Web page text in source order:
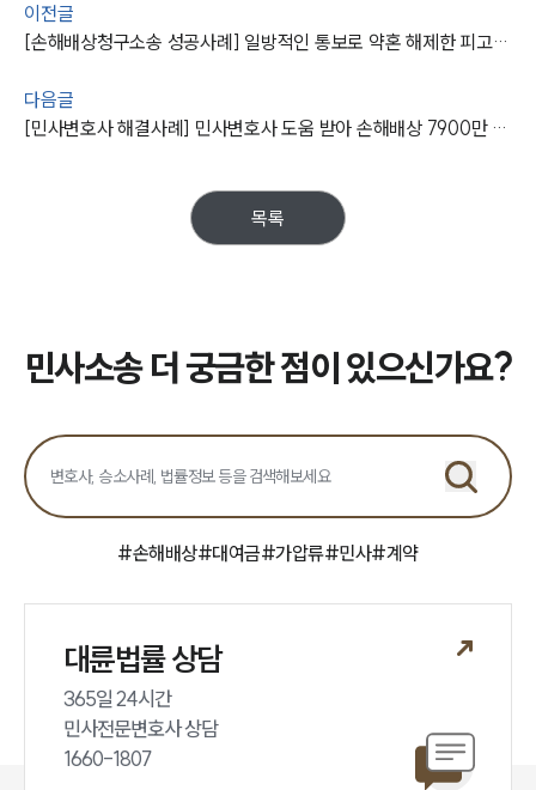
이전글
[손해배상청구소송 성공사례] 일방적인 통보로 약혼 해제한 피고에게 손해배상금을 받아내다
다음글
[민사변호사 해결사례] 민사변호사 도움 받아 손해배상 7900만 원 청구 성공
목록
민사소송 더 궁금한 점이 있으신가요?
#손해배상#대여금#가압류#민사#계약
대륜법률 상담
365일 24시간
민사전문변호사 상담
1660-1807